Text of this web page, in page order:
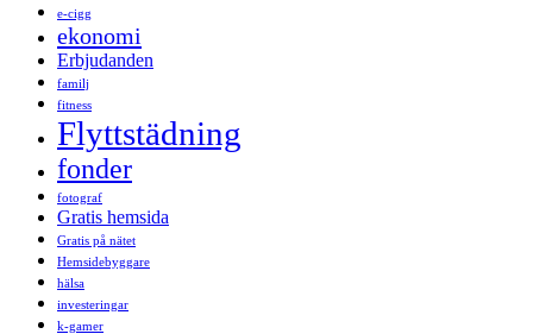
e-cigg
ekonomi
Erbjudanden
familj
fitness
Flyttstädning
fonder
fotograf
Gratis hemsida
Gratis på nätet
Hemsidebyggare
hälsa
investeringar
k-gamer